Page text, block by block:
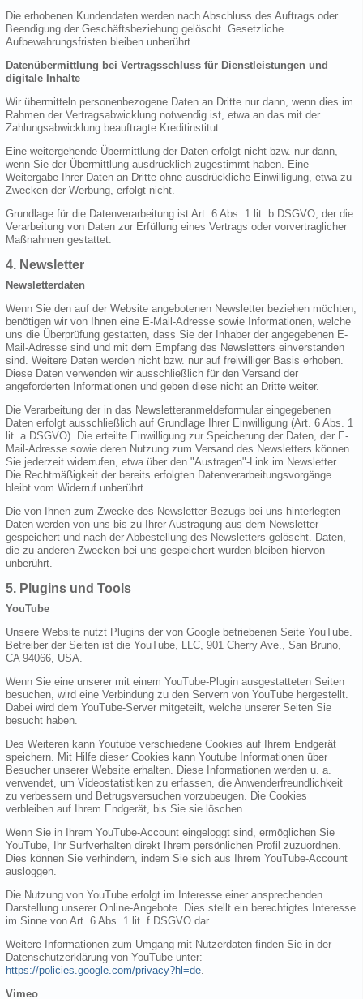
Die erhobenen Kundendaten werden nach Abschluss des Auftrags oder
Beendigung der Geschäftsbeziehung gelöscht. Gesetzliche
Aufbewahrungsfristen bleiben unberührt.
Datenübermittlung bei Vertragsschluss für Dienstleistungen und
digitale Inhalte
Wir übermitteln personenbezogene Daten an Dritte nur dann, wenn dies im
Rahmen der Vertragsabwicklung notwendig ist, etwa an das mit der
Zahlungsabwicklung beauftragte Kreditinstitut.
Eine weitergehende Übermittlung der Daten erfolgt nicht bzw. nur dann,
wenn Sie der Übermittlung ausdrücklich zugestimmt haben. Eine
Weitergabe Ihrer Daten an Dritte ohne ausdrückliche Einwilligung, etwa zu
Zwecken der Werbung, erfolgt nicht.
Grundlage für die Datenverarbeitung ist Art. 6 Abs. 1 lit. b DSGVO, der die
Verarbeitung von Daten zur Erfüllung eines Vertrags oder vorvertraglicher
Maßnahmen gestattet.
4. Newsletter
Newsletterdaten
Wenn Sie den auf der Website angebotenen Newsletter beziehen möchten,
benötigen wir von Ihnen eine E-Mail-Adresse sowie Informationen, welche
uns die Überprüfung gestatten, dass Sie der Inhaber der angegebenen E-
Mail-Adresse sind und mit dem Empfang des Newsletters einverstanden
sind. Weitere Daten werden nicht bzw. nur auf freiwilliger Basis erhoben.
Diese Daten verwenden wir ausschließlich für den Versand der
angeforderten Informationen und geben diese nicht an Dritte weiter.
Die Verarbeitung der in das Newsletteranmeldeformular eingegebenen
Daten erfolgt ausschließlich auf Grundlage Ihrer Einwilligung (Art. 6 Abs. 1
lit. a DSGVO). Die erteilte Einwilligung zur Speicherung der Daten, der E-
Mail-Adresse sowie deren Nutzung zum Versand des Newsletters können
Sie jederzeit widerrufen, etwa über den "Austragen"-Link im Newsletter.
Die Rechtmäßigkeit der bereits erfolgten Datenverarbeitungsvorgänge
bleibt vom Widerruf unberührt.
Die von Ihnen zum Zwecke des Newsletter-Bezugs bei uns hinterlegten
Daten werden von uns bis zu Ihrer Austragung aus dem Newsletter
gespeichert und nach der Abbestellung des Newsletters gelöscht. Daten,
die zu anderen Zwecken bei uns gespeichert wurden bleiben hiervon
unberührt.
5. Plugins und Tools
YouTube
Unsere Website nutzt Plugins der von Google betriebenen Seite YouTube.
Betreiber der Seiten ist die YouTube, LLC, 901 Cherry Ave., San Bruno,
CA 94066, USA.
Wenn Sie eine unserer mit einem YouTube-Plugin ausgestatteten Seiten
besuchen, wird eine Verbindung zu den Servern von YouTube hergestellt.
Dabei wird dem YouTube-Server mitgeteilt, welche unserer Seiten Sie
besucht haben.
Des Weiteren kann Youtube verschiedene Cookies auf Ihrem Endgerät
speichern. Mit Hilfe dieser Cookies kann Youtube Informationen über
Besucher unserer Website erhalten. Diese Informationen werden u. a.
verwendet, um Videostatistiken zu erfassen, die Anwenderfreundlichkeit
zu verbessern und Betrugsversuchen vorzubeugen. Die Cookies
verbleiben auf Ihrem Endgerät, bis Sie sie löschen.
Wenn Sie in Ihrem YouTube-Account eingeloggt sind, ermöglichen Sie
YouTube, Ihr Surfverhalten direkt Ihrem persönlichen Profil zuzuordnen.
Dies können Sie verhindern, indem Sie sich aus Ihrem YouTube-Account
ausloggen.
Die Nutzung von YouTube erfolgt im Interesse einer ansprechenden
Darstellung unserer Online-Angebote. Dies stellt ein berechtigtes Interesse
im Sinne von Art. 6 Abs. 1 lit. f DSGVO dar.
Weitere Informationen zum Umgang mit Nutzerdaten finden Sie in der
Datenschutzerklärung von YouTube unter:
https://policies.google.com/privacy?hl=de
Vimeo